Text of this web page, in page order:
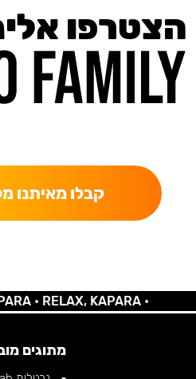
הצטרפו
קבלו מאיתנו
•RELAX, KAPARA •
מתוגים